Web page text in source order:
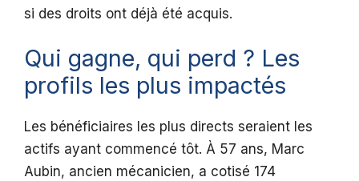
si des droits ont déjà été acquis.
Qui gagne, qui perd ? Les
profils les plus impactés
Les bénéficiaires les plus directs seraient les
actifs ayant commencé tôt. À 57 ans, Marc
Aubin, ancien mécanicien, a cotisé 174